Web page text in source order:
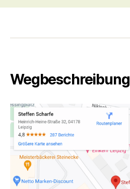
Wegbeschreibung